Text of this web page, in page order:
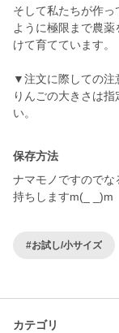
そして私たちが作
ように極限まで農
けて育てています。
▼注文に際しての注
りんごの大きさは
い。
保存方法
ナマモノですので
持ちしますm(_ _)m
#お試し/小サイズ
カテゴリ